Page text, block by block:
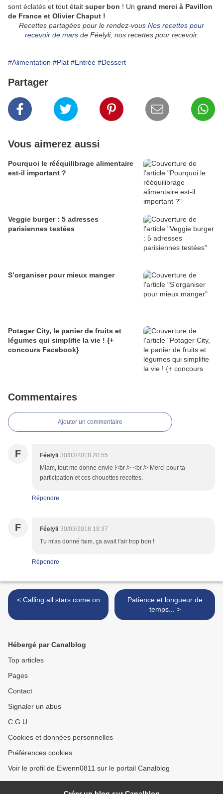
sont éclatés et tout était super bon ! Un grand merci à Pavillon
de France et Olivier Chaput !
Recettes partagées pour le rendez-vous Nos recettes pour
recevoir de mars de Féelyli, nos recettes pour recevoir.
#Alimentation #Plat #Entrée #Dessert
Partager
Vous aimerez aussi
Pourquoi le rééquilibrage alimentaire
est-il important ?
Veggie burger : 5 adresses
parisiennes testées
S’organiser pour mieux manger
Potager City, le panier de fruits et
légumes qui simplifie la vie ! {+
concours Facebook}
Commentaires
Ajouter un commentaire
F Féelyli 30/03/2018 20:55
Miam, tout me donne envie !<br /> <br /> Merci pour ta
participation et ces chouettes recettes.
Répondre
F Féelyli 30/03/2018 19:37
Tu m'as donné faim, ça avait l'air trop bon !
Répondre
< Calling all stars come on
Patience et longueur de
temps... >
Hébergé par Canalblog
Top articles
Pages
Contact
Signaler un abus
C.G.U.
Cookies et données personnelles
Préférences cookies
Voir le profil de Elwenn0811 sur le portail Canalblog